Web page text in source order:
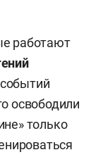
работают
освободили
только